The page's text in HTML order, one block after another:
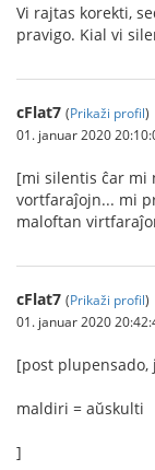
Vi rajtas korekti,
pravigo. Kial vi
cFlat7 (Prikaži profil)
01. januar 2020
[mi silentis ĉar mi
vortfaraĵojn... mi
maloftan
cFlat7 (Prikaži profil)
01. januar 2020
[post plupensado,
maldiri = aŭskulti
]